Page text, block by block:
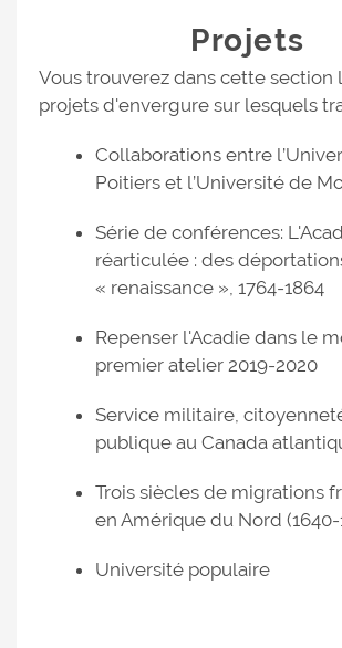
Projets
Vous trouverez dans cette section
projets d'envergure sur lesquels
Collaborations entre
Poitiers et l’Université de
Série de conférences:
réarticulée : des
« renaissance », 1764-1864
Repenser l'Acadie dans le
premier atelier 2019-2020
Service militaire,
publique au Canada
Trois siècles de migrations
en Amérique du Nord (1640-
Université populaire